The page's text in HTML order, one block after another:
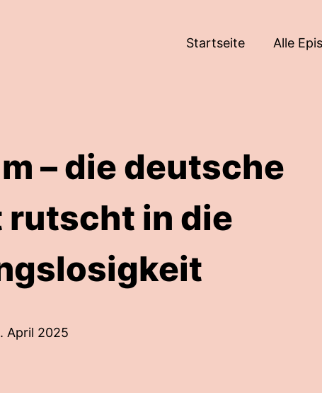
Startseite Alle
– die deutsche
in die
April 2025